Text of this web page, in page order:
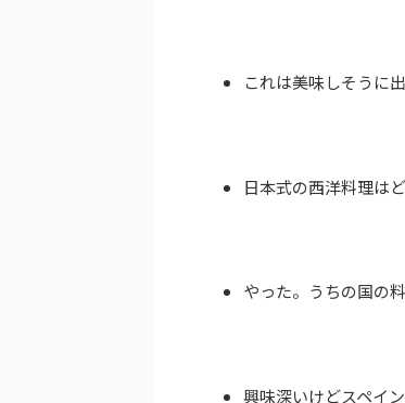
これは美味しそうに
日本式の西洋料理は
やった。うちの国の
興味深いけどスペイ